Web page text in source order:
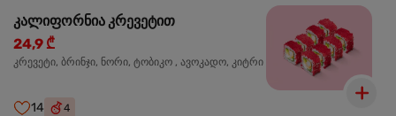
კალიფორნია კრევეტით
24,9 ₾
კრევეტი, ბრინჯი, ნორი, ტობიკო , ავოკადო, კიტრი
14 4